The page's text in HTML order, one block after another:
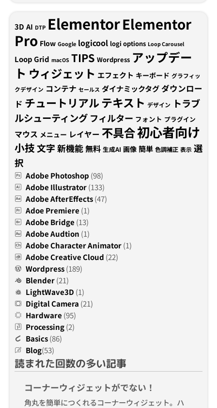
3D AI DTP ElementorElementor
Pro Flow Google logicool logi options Loop Carousel
Loop Grid macOS TIPS Wordpress アップデー
ト ウィジェット エフェクト キーボード グラフィッ
クデザイン コンテナ セールス ダイナミックタグダウンロー
ド チュートリアルテキスト デザイン トラブ
ルシューティング フィルター フォント プラグイン
マウス メニュー レイヤー 不具合初心者向け
小技文字新機能無料 生成AI 画像 簡単 色調補正 表示 選
択
Adobe Photoshop (98)
Adobe Illustrator(133)
Adobe AfterEffects(47)
Adoe Premiere (1)
Adobe Bridge (13)
Adobe Audtion (1)
Adobe Character Animator(1)
Adobe Creative Cloud (22)
Wordpress(189)
Blender(21)
LightWave3D (1)
Digital Camera (21)
Hardware (95)
Processing(2)
Basics(86)
Blog(53)
読まれた回数の多い記事
コーナーウィジェットがでない！
角丸を簡単につくれるコーナーウィジェット。ハ